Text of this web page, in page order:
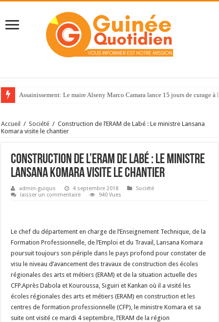
Assainissement: Le maire Alseny Marco Camara lance 15 jours de curage à
Accueil / Société / Construction de l’ERAM de Labé : Le ministre Lansana
Komara visite le chantier
Construction de l’ERAM de Labé : Le ministre
Lansana Komara visite le chantier
admin-guiquo 4 septembre 2018
Société
laisser un commentaire
940 Vues
Le chef du département en charge de l’Enseignement Technique, de la
Formation Professionnelle, de l’Emploi et du Travail, Lansana Komara
poursuit toujours son périple dans le pays profond pour constater de
visu le niveau d’avancement des travaux de construction des écoles
régionales des arts et métiers (ERAM) et de la situation actuelle des
CFP.Après Dabola et Kouroussa, Siguiri et Kankan où il a visité les
écoles régionales des arts et métiers (ERAM) en construction et les
centres de formation professionnelle (CFP), le ministre Komara et sa
suite ont visité ce mardi 4 septembre, l’ERAM de la région